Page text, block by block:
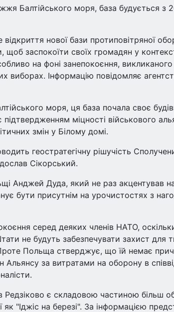
Балтійського моря, база будується з
нової бази протиповітряної
заспокоїти своїх громадян у
на фоні занепокоєння, викликаного
виборах. Інформацію повідомляє
моря, ця база почала своє
міцності військового
змін у Білому домі.
геостратегічну рішучість
Сікорський.
Анджей Дуда, який не раз акцентував
бути присутнім на урочистостях з
серед деяких членів НАТО,
не будуть забезпечувати захист для
Польща стверджує, що їй немає
за витратами на оборону в
Редзіково є складовою частиною більш
"Іджіс на березі". За інформацією